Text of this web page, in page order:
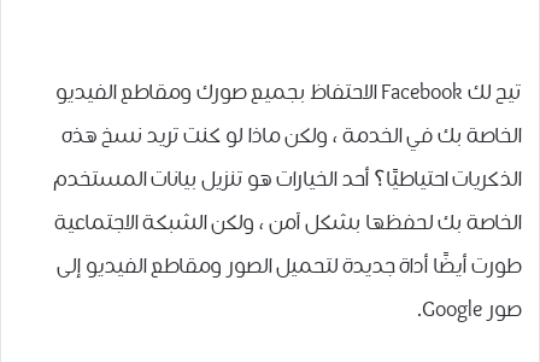
تيح لك Facebook الاحتفاظ بجميع صورك ومقاطع الفيديو
الخاصة بك في الخدمة ، ولكن ماذا لو كنت تريد نسخ هذه
الذكريات احتياطيًا؟ أحد الخيارات هو تنزيل بيانات المستخدم
الخاصة بك لحفظها بشكل آمن ، ولكن الشبكة الاجتماعية
طورت أيضًا أداة جديدة لتحميل الصور ومقاطع الفيديو إلى
صور Google.